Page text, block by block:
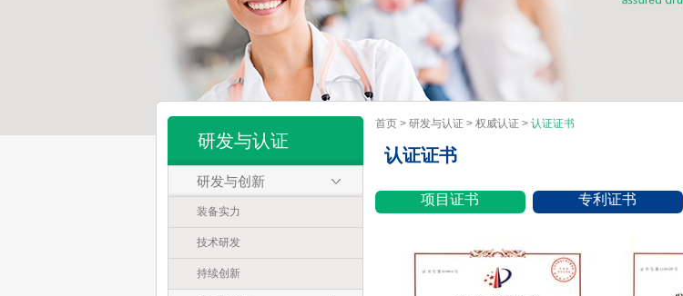
集团风貌
企业风貌 >
组织结构 >
责任与关怀
社会责任 >
健康园地 >
持续创新 >
权威认证
重大新药成果 >
研发与认证
研发与创新
装备实力
技术研发
持续创新
首页> 研发与认证> 权威认证> 认证证书
认证证书
项目证书 专利证书